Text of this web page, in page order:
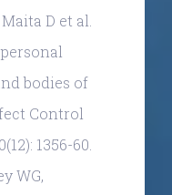
D et al.
bodies of
Control
1356-60.
WG,